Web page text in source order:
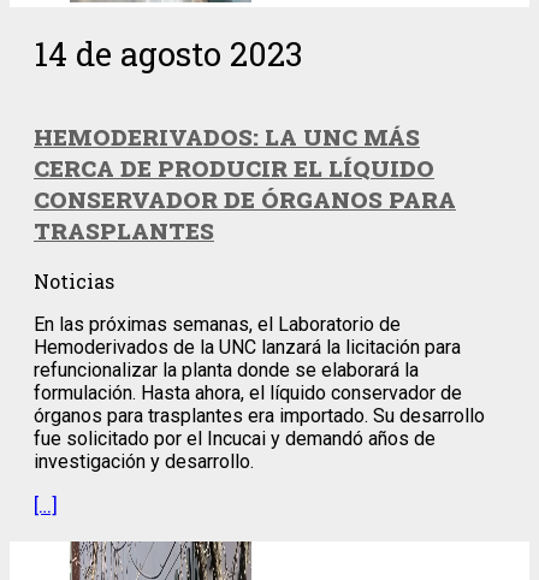
14 de agosto 2023
HEMODERIVADOS: LA UNC MÁS
CERCA DE PRODUCIR EL LÍQUIDO
CONSERVADOR DE ÓRGANOS PARA
TRASPLANTES
Noticias
En las próximas semanas, el Laboratorio de
Hemoderivados de la UNC lanzará la licitación para
refuncionalizar la planta donde se elaborará la
formulación. Hasta ahora, el líquido conservador de
órganos para trasplantes era importado. Su desarrollo
fue solicitado por el Incucai y demandó años de
investigación y desarrollo.
[…]